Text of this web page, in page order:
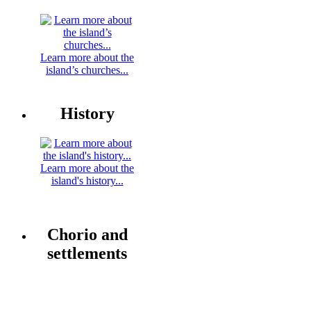
Learn more about the
island’s churches...
History
Learn more about the
island's history...
Chorio and
settlements